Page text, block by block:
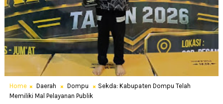
Home Daerah Dompu
Sekda: Kabupaten Dompu Telah
Memiliki Mal Pelayanan Publik